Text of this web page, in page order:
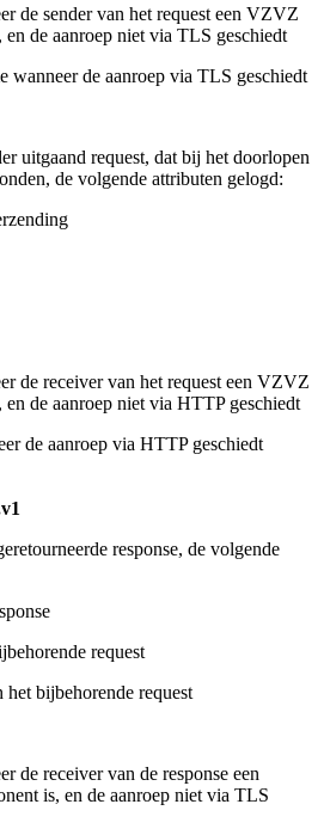
de sender van het request een VZVZ
en de aanroep niet via TLS geschiedt
wanneer de aanroep via TLS geschiedt
uitgaand request, dat bij het doorlopen
de volgende attributen gelogd:
de receiver van het request een VZVZ
en de aanroep niet via HTTP geschiedt
de aanroep via HTTP geschiedt
response, de volgende
request
bijbehorende request
de receiver van de response een
is, en de aanroep niet via TLS